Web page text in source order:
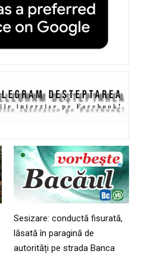
Sesizare: conductă fisurată,
lăsată în paragină de
autorități pe strada Banca